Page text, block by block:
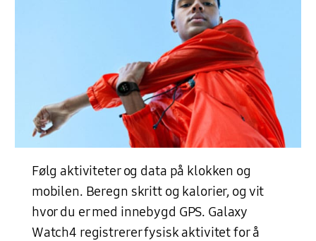
Følg aktiviteter og data på klokken og
mobilen. Beregn skritt og kalorier, og vit
hvor du er med innebygd GPS. Galaxy
Watch4 registrerer fysisk aktivitet for å